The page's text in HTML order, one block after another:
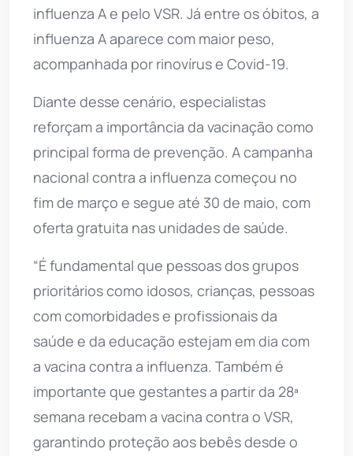
influenza A e pelo VSR. Já entre os óbitos, a
influenza A aparece com maior peso,
acompanhada por rinovírus e Covid-19.
Diante desse cenário, especialistas
reforçam a importância da vacinação como
principal forma de prevenção. A campanha
nacional contra a influenza começou no
fim de março e segue até 30 de maio, com
oferta gratuita nas unidades de saúde.
“É fundamental que pessoas dos grupos
prioritários como idosos, crianças, pessoas
com comorbidades e profissionais da
saúde e da educação estejam em dia com
a vacina contra a influenza. Também é
importante que gestantes a partir da 28ª
semana recebam a vacina contra o VSR,
garantindo proteção aos bebês desde o